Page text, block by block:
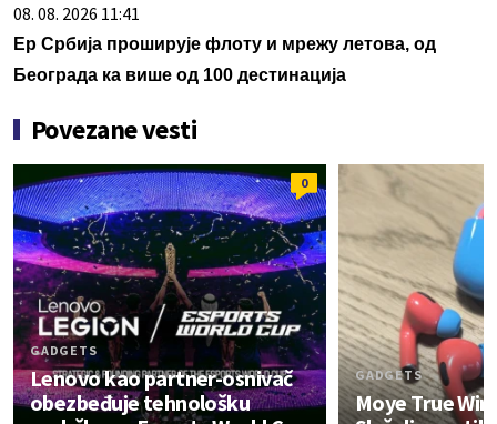
08. 08. 2026 11:41
Ер Србија проширује флоту и мрежу летова, од
Београда ка више од 100 дестинација
Povezane vesti
0
GADGETS
Lenovo kao partner-osnivač
obezbeđuje tehnološku
GADGETS
Moye True